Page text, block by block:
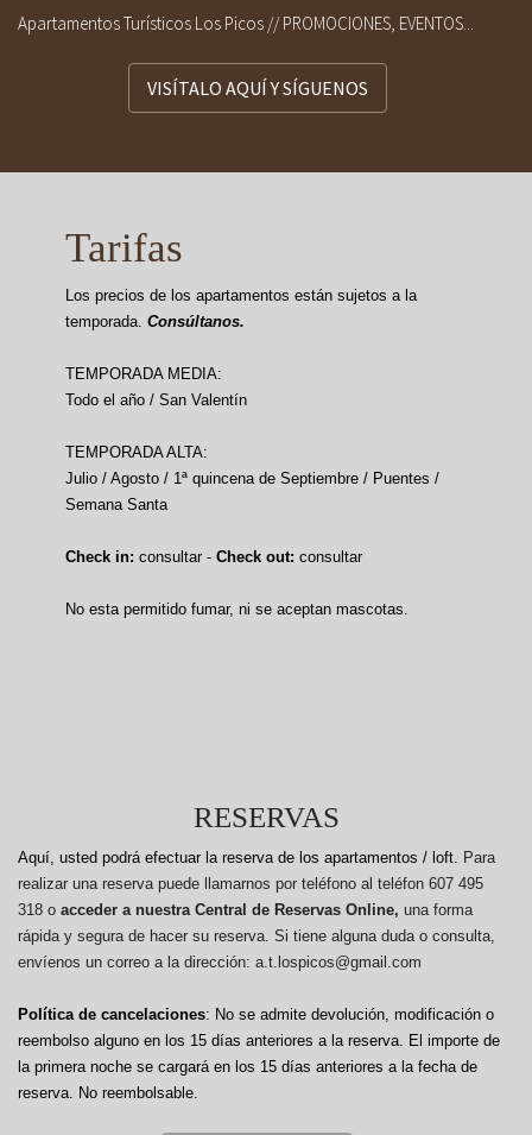
Apartamentos Turísticos Los Picos // PROMOCIONES, EVENTOS...
VISÍTALO AQUÍ Y SÍGUENOS
Tarifas
Los precios de los apartamentos están sujetos a la
temporada. Consúltanos.
TEMPORADA MEDIA:
Todo el año / San Valentín
TEMPORADA ALTA:
Julio / Agosto / 1ª quincena de Septiembre / Puentes /
Semana Santa
Check in: consultar - Check out: consultar
No esta permitido fumar, ni se aceptan mascotas.
RESERVAS
Aquí, usted podrá efectuar la reserva de los apartamentos / loft. Para
realizar una reserva puede llamarnos por teléfono al teléfon 607 495
318 o acceder a nuestra Central de Reservas Online, una forma
rápida y segura de hacer su reserva. Si tiene alguna duda o consulta,
envíenos un correo a la dirección: a.t.lospicos@gmail.com
Política de cancelaciones: No se admite devolución, modificación o
reembolso alguno en los 15 días anteriores a la reserva. El importe de
la primera noche se cargará en los 15 días anteriores a la fecha de
reserva. No reembolsable.